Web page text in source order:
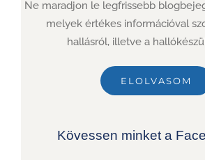
Ne maradjon le legfrissebb
melyek értékes információval
hallásról, illetve a
ELOLVASOM
Kövessen minket a